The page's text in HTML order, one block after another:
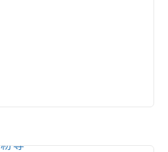
粉專